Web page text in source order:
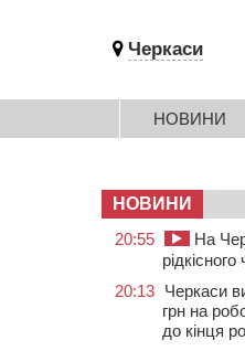
Черкаси
НОВИНИ
НОВИНИ
20:55
На
20:13 Черкаси
грн на
до кінця